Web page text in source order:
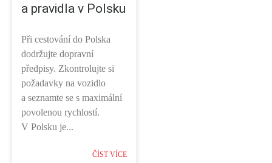
a pravidla v Polsku
Při cestování do Polska
dodržujte dopravní
předpisy. Zkontrolujte si
požadavky na vozidlo
a seznamte se s maximální
povolenou rychlostí.
V Polsku je...
ČÍST VÍCE